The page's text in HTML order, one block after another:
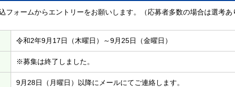
フォームからエントリーをお願いします。（応募者多数の場合は選考あ
令和2年9月17日（木曜日）～9月25日（金曜日）
※募集は終了しました。
9月28日（月曜日）以降にメールにてご連絡します。